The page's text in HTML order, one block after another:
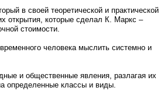
в своей теоретической и практической
открытия, которые сделал К. Маркс –
стоимости.
человека мыслить системно и
и общественные явления, разлагая их
определенные классы и виды.